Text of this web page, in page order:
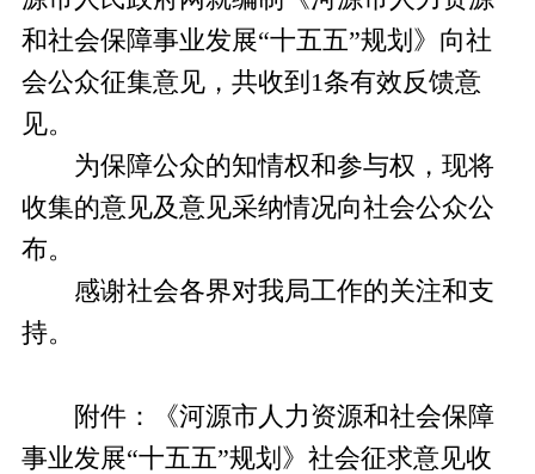
和社会保障事业发展“十五五”规划》向社
会公众征集意见，共收到1条有效反馈意
见。
为保障公众的知情权和参与权，现将
收集的意见及意见采纳情况向社会公众公
布。
感谢社会各界对我局工作的关注和支
持。
附件：《河源市人力资源和社会保障
事业发展“十五五”规划》社会征求意见收